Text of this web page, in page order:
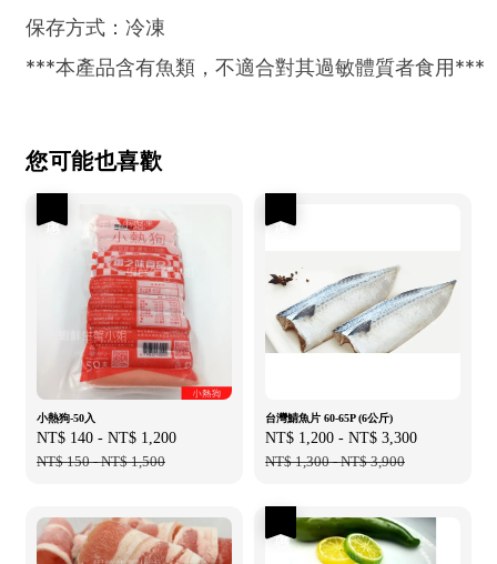
保存方式：冷凍
***本產品含有魚類，不適合對其過敏體質者食用***
您可能也喜歡
小熱狗-50入
Sale
price
NT$ 140 - NT$ 1,200
NT$ 150-NT$ 1,500
台灣鯖魚片 60-65P (6公斤)
Sale
price
NT$ 1,200 - NT$ 3,300
NT$ 1,300-NT$ 3,900